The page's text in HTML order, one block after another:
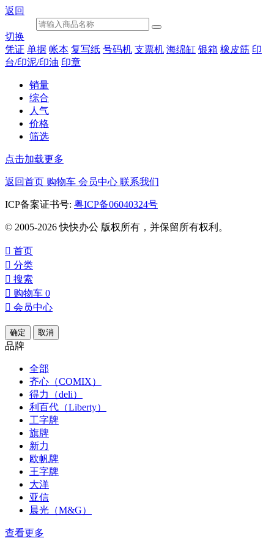
返回
切换
凭证 单据 帐本 复写纸 号码机 支票机 海绵缸 银箱 橡皮筋 印
台/印泥/印油 印章
销量
综合
人气
价格
筛选
点击加载更多
返回首页 购物车 会员中心 联系我们
ICP备案证书号: 粤ICP备06040324号
© 2005-2026 快快办公 版权所有，并保留所有权利。
 首页
 分类
 搜索
 购物车 0
 会员中心
确定 取消
品牌
全部
齐心（COMIX）
得力（deli）
利百代（Liberty）
工字牌
旗牌
新力
欧帆牌
王字牌
大洋
亚信
晨光（M&G）
查看更多